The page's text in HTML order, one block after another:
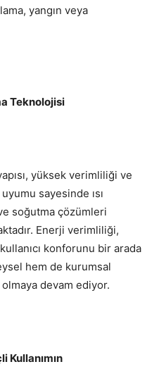
yangın veya
Teknolojisi
yüksek verimliliği ve
sayesinde ısı
soğutma çözümleri
Enerji verimliliği,
konforunu bir arada
hem de kurumsal
devam ediyor.
Kullanımın